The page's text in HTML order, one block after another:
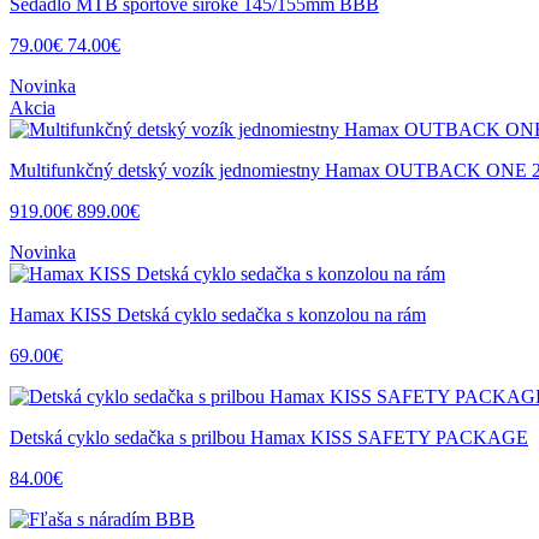
79.00€ 74.00€
Novinka
Akcia
Multifunkčný detský vozík jednomiestny Hamax OUTBACK ONE
919.00€ 899.00€
Novinka
Hamax KISS Detská cyklo sedačka s konzolou na rám
69.00€
Detská cyklo sedačka s prilbou Hamax KISS SAFETY PACKAGE
84.00€